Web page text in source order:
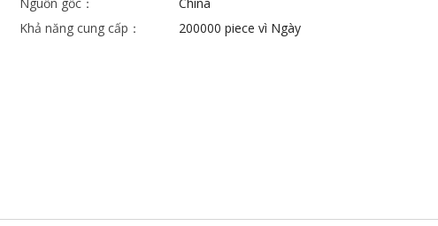
Khả năng cung cấp：
200000 piece vì Ngày